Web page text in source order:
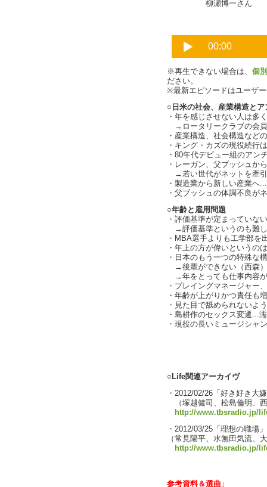
柳瀬博一さん
※再生できない場合は、 個
ださい。
※最新エピソードはユーザ
○​日​米​の​社​会​、​産​業​構​造​と​
・​年​を​感​じ​さ​せ​な​い​人​は​多​
​→​ロ​ー​タ​リ​ー​ク​ラ​ブ​の​会​
・​産​業​構​造​、​社​会​構​造​な​ど​
・​キ​ン​グ​・​カ​ズ​の​現​役​続​行​
・​8​0​年​代​デ​ビ​ュ​ー​組​の​ア​ン​
・​レ​ー​ガ​ン​、​父​ブ​ッ​シ​ュ​か​
→​若​い​世​代​が​ネ​ッ​ト​を​牽​
・​製​造​業​か​ら​新​し​い​産​業​へ​
・​父​ブ​ッ​シ​ュ​の​体​調​不​良​が​
○​年​齢​と​雇​用​問​題
・​評​価​基​準​が​定​ま​っ​て​い​な​
→​評​価​基​準​と​い​う​の​も​難​
・​M​B​A​選​手​よ​り​も​工​学​部​を​
・​年​上​の​方​が​偉​い​と​い​う​の​
・​日​本​の​も​う​一​つ​の​特​殊​な​
→​後​輩​が​で​き​な​い​（​西​森​）
→​年​を​と​っ​て​も​仕​事​内​容​
・​プ​レ​イ​ン​グ​マ​ネ​ー​ジ​ャ​ー​
・​年​齢​が​上​が​り​か​つ​責​任​も​
・​見​た​目​で​舐​め​ら​れ​な​い​よ​
・​島​耕​作​の​セ​ッ​ク​ス​変​遷​...​
・​現​役​の​長​い​ミ​ュ​ー​ジ​シ​ャ​
○Life関連アーカイヴ
・2012/02/26「好き好き大
（塚越健司、松島倫明、
http://www.tbsradio.jp/
・2012/03/25「理想の職場」
（常見陽平、水無田気流、
http://www.tbsradio.jp/
参考資料＆選曲↓